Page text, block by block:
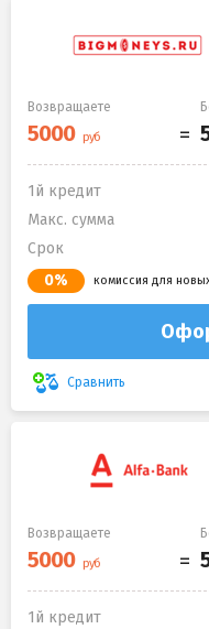
Возвращаете
1й кредит
Макс. сумма
Срок
0% комиссия для
Сравнить
Возвращаете
1й кредит